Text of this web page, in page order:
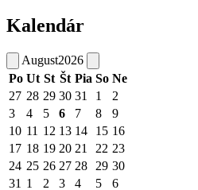
Kalendár
August2026
Po Ut St Št Pia So Ne
27 28 29 30 31 1
2
3
4 5 6 7 8
9
10 11 12 13 14 15 16
17 18 19 20 21 22 23
24 25 26 27 28 29 30
31 1 2 3 4 5 6